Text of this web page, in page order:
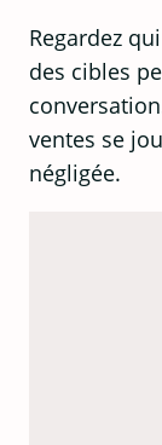
Regardez
des cibles
ventes se
négligée.